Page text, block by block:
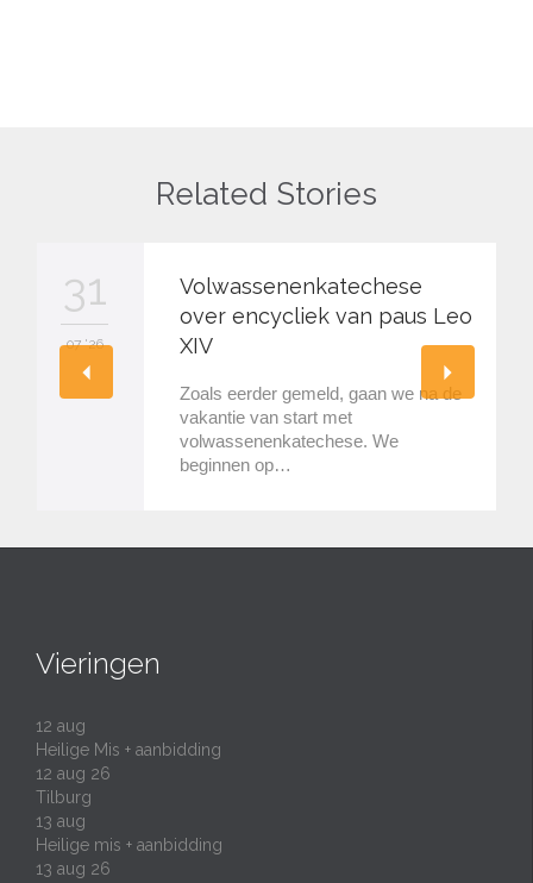
Related Stories
31
07 '26
Volwassenenkatechese
over encycliek van paus Leo
XIV
Zoals eerder gemeld, gaan we na de
vakantie van start met
volwassenenkatechese. We
beginnen op…
Vieringen
12 aug
Heilige Mis + aanbidding
12 aug 26
Tilburg
13 aug
Heilige mis + aanbidding
13 aug 26